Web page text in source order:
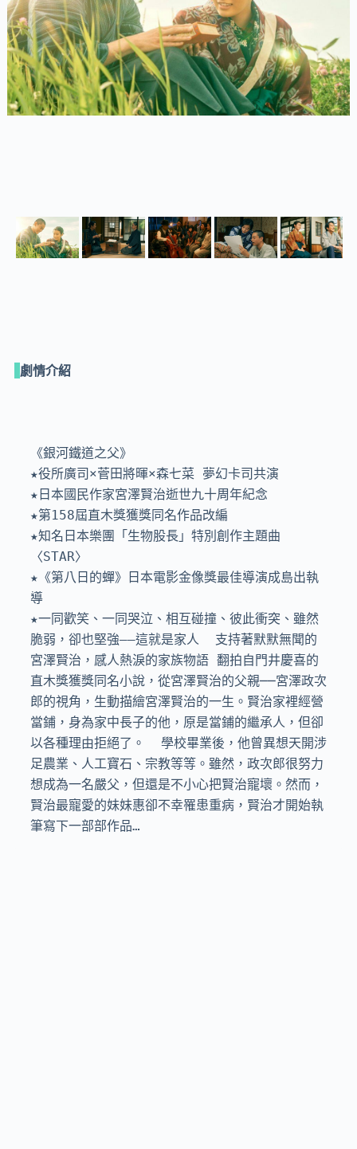
劇情介紹
《銀河鐵道之父》
★役所廣司×菅田將暉×森七菜 夢幻卡司共演
★日本國民作家宮澤賢治逝世九十周年紀念
★第158屆直木獎獲獎同名作品改編
★知名日本樂團「生物股長」特別創作主題曲
〈STAR〉
★《第八日的蟬》日本電影金像獎最佳導演成島出執
導
★一同歡笑、一同哭泣、相互碰撞、彼此衝突、雖然
脆弱，卻也堅強——這就是家人  支持著默默無聞的
宮澤賢治，感人熱淚的家族物語 翻拍自門井慶喜的
直木獎獲獎同名小說，從宮澤賢治的父親──宮澤政次
郎的視角，生動描繪宮澤賢治的一生。賢治家裡經營
當鋪，身為家中長子的他，原是當鋪的繼承人，但卻
以各種理由拒絕了。  學校畢業後，他曾異想天開涉
足農業、人工寶石、宗教等等。雖然，政次郎很努力
想成為一名嚴父，但還是不小心把賢治寵壞。然而，
賢治最寵愛的妹妹惠卻不幸罹患重病，賢治才開始執
筆寫下一部部作品…